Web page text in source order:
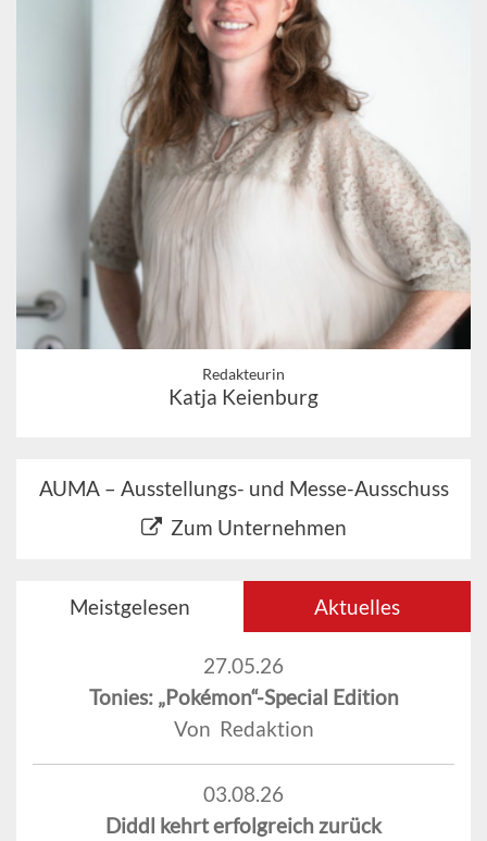
Redakteurin
Katja Keienburg
AUMA – Ausstellungs- und Messe-Ausschuss
Zum Unternehmen
Meistgelesen Aktuelles
27.05.26
Tonies: „Pokémon“-Special Edition
Von Redaktion
03.08.26
Diddl kehrt erfolgreich zurück